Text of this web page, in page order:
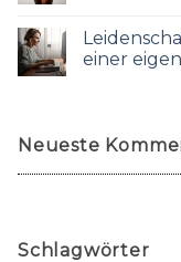
einer
Neueste
Schlagwörter